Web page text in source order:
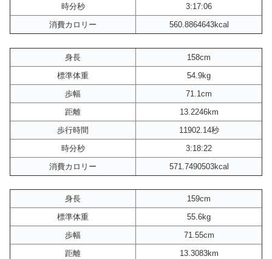
時分秒
3:17:06
消費カロリー
560.8864643kcal
身長
158cm
標準体重
54.9kg
歩幅
71.1cm
距離
13.2246km
歩行時間
11902.14秒
時分秒
3:18:22
消費カロリー
571.7490503kcal
身長
159cm
標準体重
55.6kg
歩幅
71.55cm
距離
13.3083km